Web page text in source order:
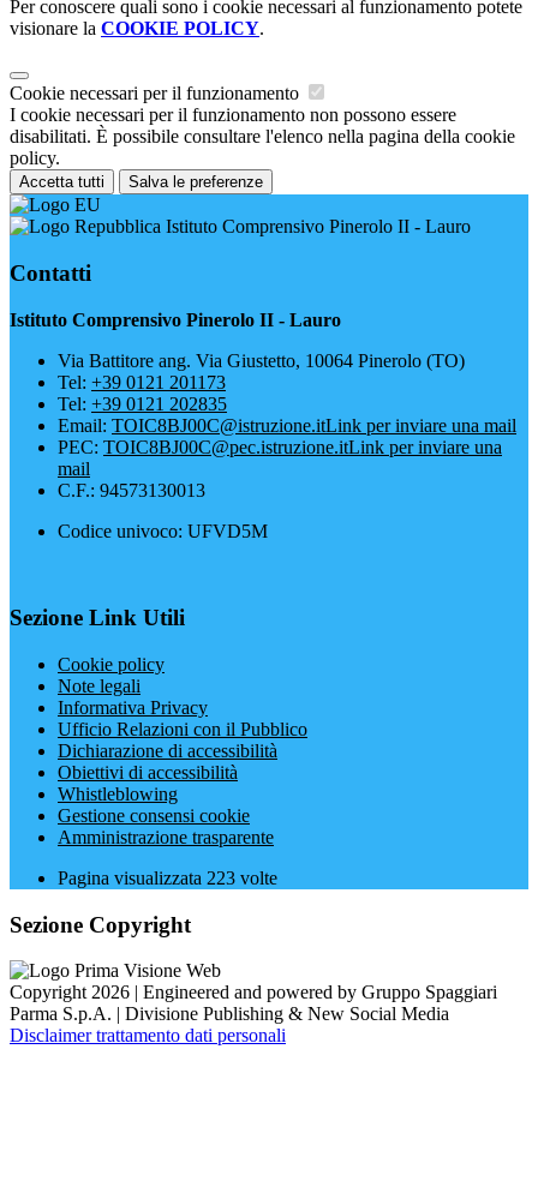
Per conoscere quali sono i cookie necessari al funzionamento potete
visionare la COOKIE POLICY.
Cookie necessari per il funzionamento
I cookie necessari per il funzionamento non possono essere
disabilitati. È possibile consultare l'elenco nella pagina della cookie
policy.
Accetta tutti Salva le preferenze
Istituto Comprensivo Pinerolo II - Lauro
Contatti
Istituto Comprensivo Pinerolo II - Lauro
Via Battitore ang. Via Giustetto, 10064 Pinerolo (TO)
Tel: +39 0121 201173
Tel: +39 0121 202835
Email: TOIC8BJ00C@istruzione.itLink per inviare una mail
PEC: TOIC8BJ00C@pec.istruzione.itLink per inviare una
mail
C.F.: 94573130013
Codice univoco: UFVD5M
Sezione Link Utili
Cookie policy
Note legali
Informativa Privacy
Ufficio Relazioni con il Pubblico
Dichiarazione di accessibilità
Obiettivi di accessibilità
Whistleblowing
Gestione consensi cookie
Amministrazione trasparente
Pagina visualizzata 223 volte
Sezione Copyright
Copyright 2026 | Engineered and powered by Gruppo Spaggiari
Parma S.p.A. | Divisione Publishing & New Social Media
Disclaimer trattamento dati personali